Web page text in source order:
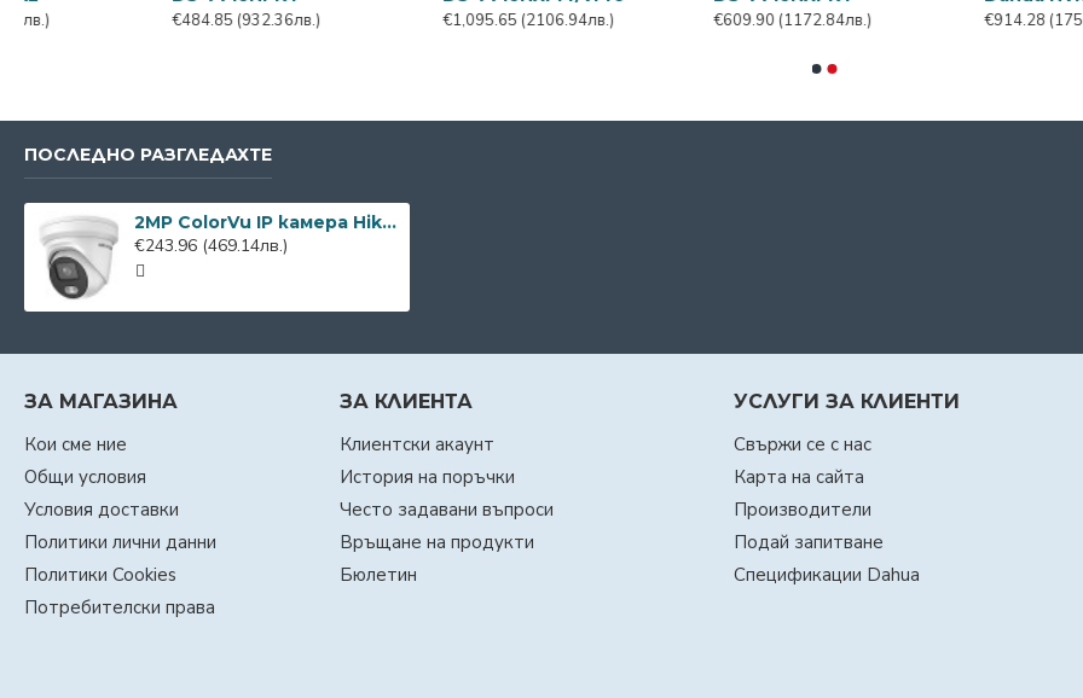
(2106.94лв.)
€609.90(1172.84лв.)
€914.28(1758.16лв.)
I2/16P/VPro
I4/
ПОСЛЕДНО РАЗГЛЕДАХТЕ
2MP ColorVu IP камера Hikvision DS-2CD2327G2-LU
€243.96 (469.14лв.)
ЗА МАГАЗИНА
Кои сме ние
Общи условия
Условия доставки
Политики лични данни
Политики Cookies
Потребителски права
ЗА КЛИЕНТА
Клиентски акаунт
История на поръчки
Често задавани въпроси
Връщане на продукти
Бюлетин
УСЛУГИ ЗА КЛИЕНТИ
Свържи се с нас
Карта на сайта
Производители
Подай запитване
Спецификации Dahua